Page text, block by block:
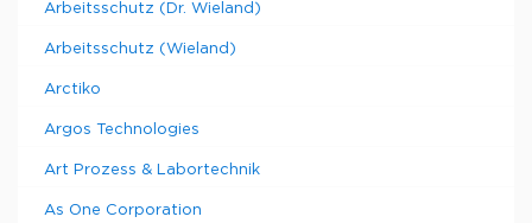
Arbeitsschutz (Dr. Wieland)
Arbeitsschutz (Wieland)
Arctiko
Argos Technologies
Art Prozess & Labortechnik
As One Corporation